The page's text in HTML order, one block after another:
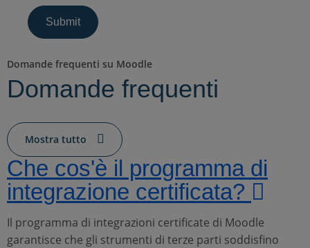
Domande frequenti su Moodle
Domande frequenti
Mostra tutto
Che cos'è il programma di
integrazione certificata?
Il programma di integrazioni certificate di Moodle
garantisce che gli strumenti di terze parti soddisfino